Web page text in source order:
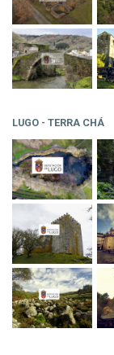
LUGO - TERRA CHÁ